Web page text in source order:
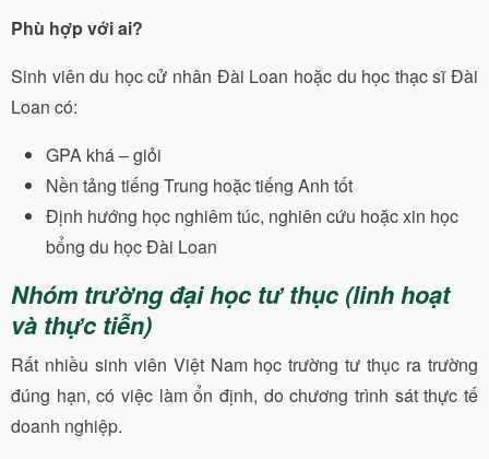
Phù hợp với ai?
Sinh viên du học cử nhân Đài Loan hoặc du học thạc sĩ Đài
Loan có:
GPA khá – giỏi
Nền tảng tiếng Trung hoặc tiếng Anh tốt
Định hướng học nghiêm túc, nghiên cứu hoặc xin học
bổng du học Đài Loan
Nhóm trường đại học tư thục (linh hoạt
và thực tiễn)
Rất nhiều sinh viên Việt Nam học trường tư thục ra trường
đúng hạn, có việc làm ổn định, do chương trình sát thực tế
doanh nghiệp.